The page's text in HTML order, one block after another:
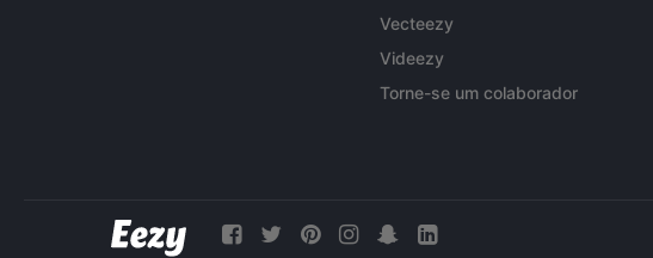
Vecteezy
Videezy
Torne-se um colaborador